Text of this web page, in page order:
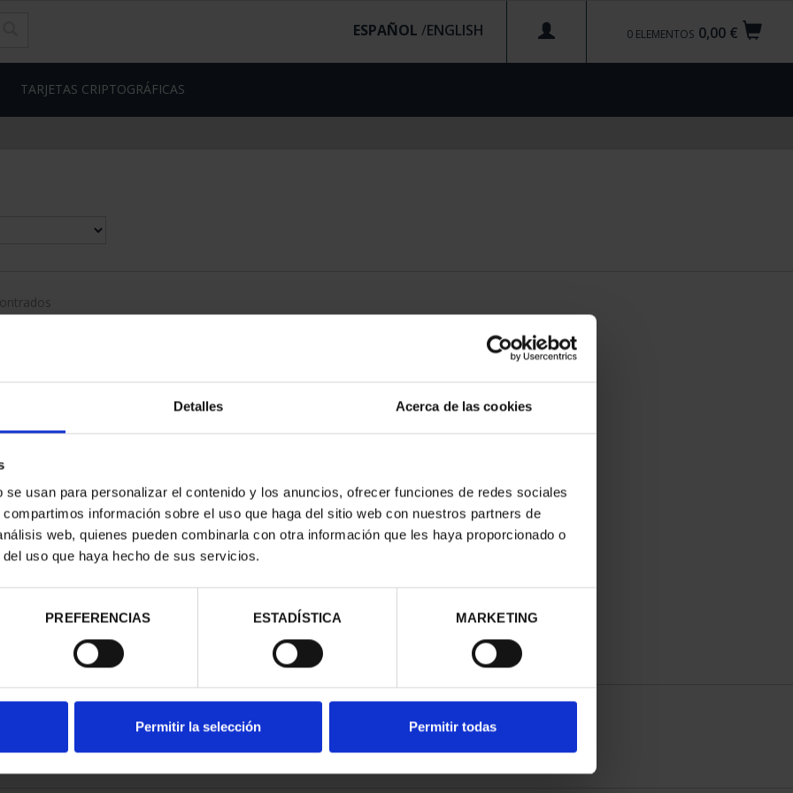
Detalles Acerca de las cookies
usan para personalizar el contenido y los anuncios, ofrecer funciones de redes sociales
información sobre el uso que haga del sitio web con nuestros partners de
web, quienes pueden combinarla con otra información que les haya proporcionado o
uso que haya hecho de sus servicios.
PREFERENCIAS ESTADÍSTICA MARKETING
Permitir la selección Permitir todas
0,00 €
0 ELEMENTOS
ESPAÑOL /
TARJETAS CRIPTOGRÁFICAS
-
REAL